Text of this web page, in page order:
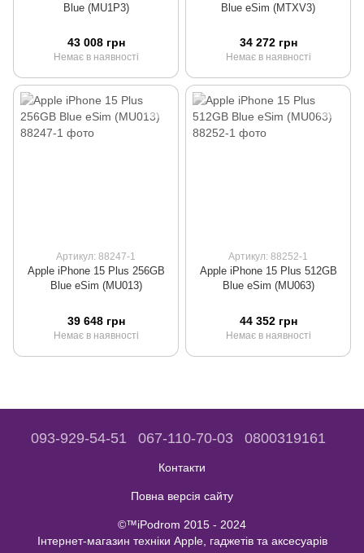
Blue (MU1P3)
43 008 грн
Немає в наявності
Blue eSim (MTXV3)
34 272 грн
Немає в наявності
Артикул: 88247-1
Apple iPhone 15 Plus 256GB
Blue eSim (MU013)
39 648 грн
Немає в наявності
Артикул: 88252-1
Apple iPhone 15 Plus 512GB
Blue eSim (MU063)
44 352 грн
Немає в наявності
093-929-54-51 067-110-70-03 0800319161
Контакти
Повна версія сайту
©™iPodrom 2015 - 2024
Інтернет-магазин техніки Apple, гаджетів та аксесуарів